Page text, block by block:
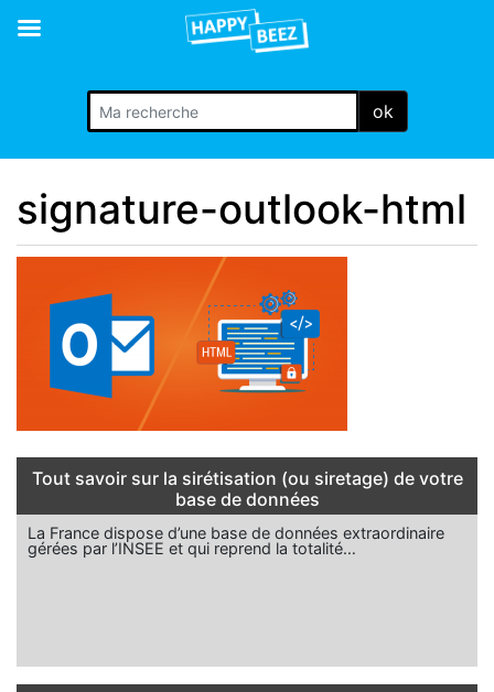
ok
signature-outlook-html
Tout savoir sur la sirétisation (ou siretage) de votre
base de données
La France dispose d’une base de données extraordinaire
gérées par l’INSEE et qui reprend la totalité…